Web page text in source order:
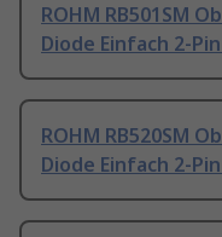
ROHM RB501SM
Diode Einfach 2-
ROHM RB520SM
Diode Einfach 2-